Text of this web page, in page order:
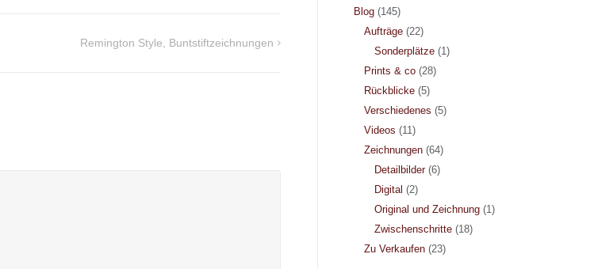
Remington Style, Buntstiftzeichnungen
Blog(145)
Aufträge(22)
Sonderplätze(1)
Prints & co(28)
Rückblicke(5)
Verschiedenes (5)
Videos (11)
Zeichnungen(64)
Detailbilder(6)
Digital (2)
Original und Zeichnung(1)
Zwischenschritte(18)
Zu Verkaufen(23)